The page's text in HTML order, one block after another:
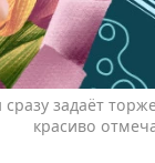
задаёт
красиво